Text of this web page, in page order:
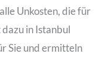
Unkosten, die für
in Istanbul
Sie und ermitteln